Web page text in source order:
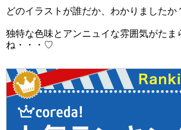
どのイラストが誰だか、わかりました
独特な色味とアンニュイな雰囲気がたま
ね・・・♡